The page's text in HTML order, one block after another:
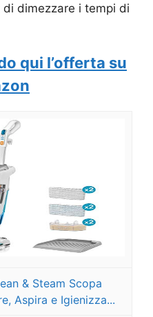
dimezzare i tempi di
qui l’offerta su
& Steam Scopa
Aspira e Igienizza...